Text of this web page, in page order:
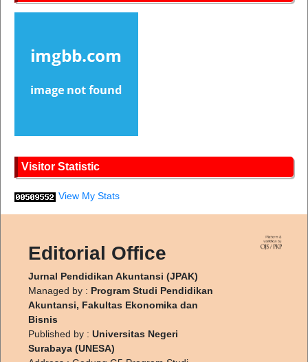
Visitor Statistic
View My Stats
Editorial Office
Jurnal Pendidikan Akuntansi (JPAK)
Managed by : Program Studi Pendidikan
Akuntansi, Fakultas Ekonomika dan
Bisnis
Published by : Universitas Negeri
Surabaya (UNESA)